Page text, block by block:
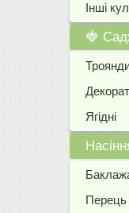
Інші
🍓
Ягідні
Перець